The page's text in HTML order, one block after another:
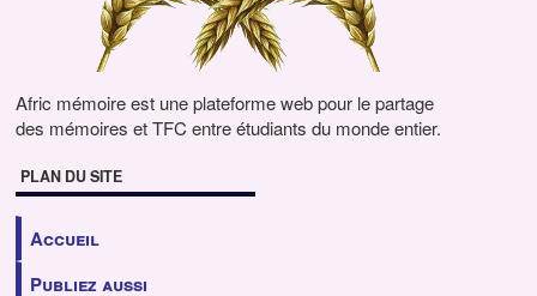
Afric mémoire est une plateforme web pour le partage
des mémoires et TFC entre étudiants du monde entier.
PLAN DU SITE
Accueil
Publiez aussi